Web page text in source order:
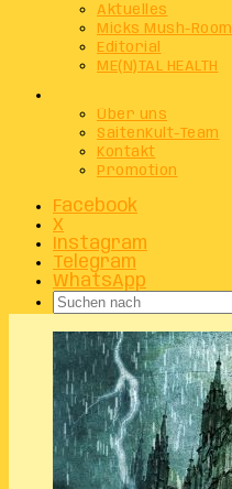
Aktuelles
Micks Mush-Room
Editorial
ME(N)TAL HEALTH
Über uns
SaitenKult-Team
Kontakt
Promotion
Facebook
X
Instagram
Telegram
WhatsApp